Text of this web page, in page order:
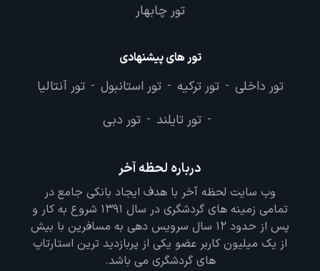
تور چابهار
تور های پیشنهادی
تور داخلی - تور ترکیه - تور استانبول - تور آنتالیا
- تور تایلند - تور دبی
درباره لحظه آخر
وب سایت لحظه آخر با هدف ایجاد بانکی جامع در
تمامی زمینه های گردشگری در سال 1391 شروع به کار و
پس از حدود 12 سال سرویس دهی به مسافرین با بیش
از یک میلیون کاربر عضو یکی از پربازدید ترین استارتاپ
های گردشگری می باشد.